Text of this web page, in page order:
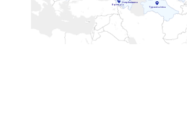
Туркменістан
Азербайджан
Вірменія